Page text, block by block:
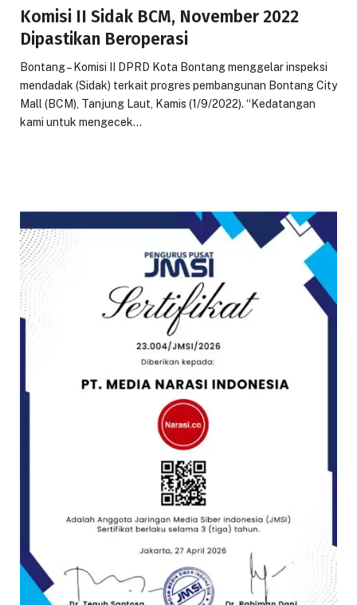
Komisi II Sidak BCM, November 2022
Dipastikan Beroperasi
Bontang – Komisi II DPRD Kota Bontang menggelar inspeksi
mendadak (Sidak) terkait progres pembangunan Bontang City
Mall (BCM), Tanjung Laut, Kamis (1/9/2022). “Kedatangan
kami untuk mengecek…